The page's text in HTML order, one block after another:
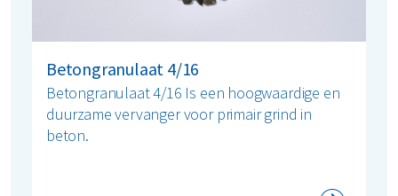
Betongranulaat 4/16
Betongranulaat 4/16 Is een hoogwaardige en
duurzame vervanger voor primair grind in
beton.